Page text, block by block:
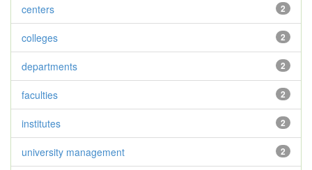
2
centers
2
colleges
2
departments
2
faculties
2
institutes
2
university management